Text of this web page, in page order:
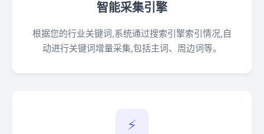
智能采集引擎
根据您的行业关键词,系统通过搜索引擎索引情况,自
动进行关键词增量采集,包括主词、周边词等。
⚡